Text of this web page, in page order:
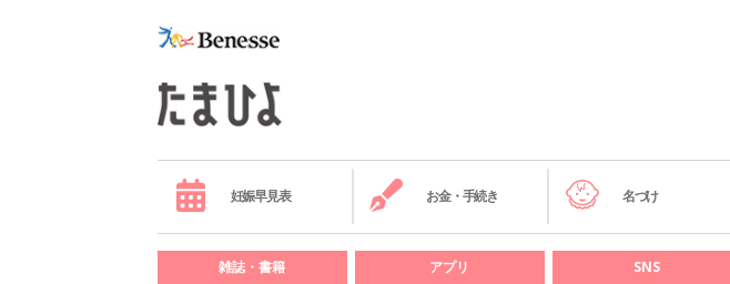
妊娠早見表 お金・手続き 名づけ
雑誌・書籍 アプリ SNS